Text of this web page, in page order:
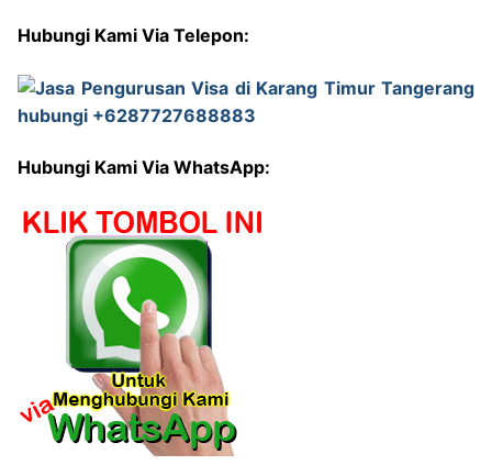
Hubungi Kami Via Telepon:
Hubungi Kami Via WhatsApp: